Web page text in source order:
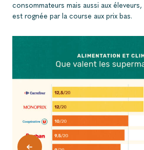
consommateurs mais aussi aux
est rognée par la course aux prix bas.